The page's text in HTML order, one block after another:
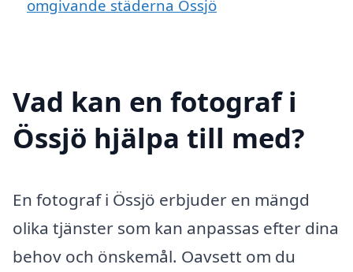
omgivande städerna Össjö
Vad kan en fotograf i
Össjö hjälpa till med?
En fotograf i Össjö erbjuder en mängd
olika tjänster som kan anpassas efter dina
behov och önskemål. Oavsett om du